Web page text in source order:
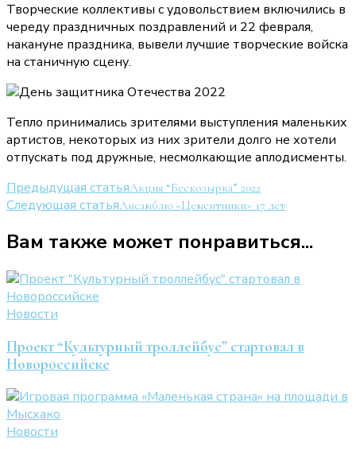
Творческие коллективы с удовольствием включились в
череду праздничных поздравлений и 22 февраля,
накануне праздника, вывели лучшие творческие войска
на станичную сцену.
Тепло принимались зрителями выступления маленьких
артистов, некоторых из них зрители долго не хотели
отпускать под дружные, несмолкающие аплодисменты.
Навигация
по
записям
Предыдущая статьяАкция “Бескозырка” 2022
Следующая статьяАнсамблю «Цементники» 17 лет
Вам также может понравиться...
Новости
Проект “Культурный троллейбус” стартовал в
Новороссийске
Новости